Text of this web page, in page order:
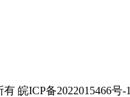
皖ICP备2022015466号-1